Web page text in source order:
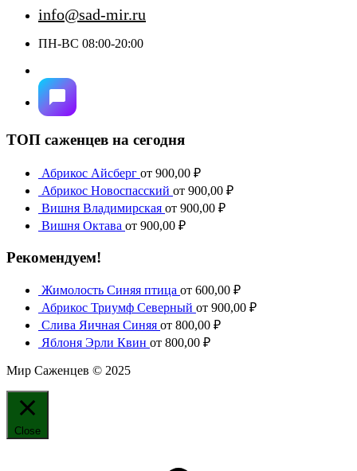
info@sad-mir.ru
ПН-ВС 08:00-20:00
ТОП саженцев на сегодня
Абрикос Айсберг от 900,00 ₽
Абрикос Новоспасский от 900,00 ₽
Вишня Владимирская от 900,00 ₽
Вишня Октава от 900,00 ₽
Рекомендуем!
Жимолость Синяя птица от 600,00 ₽
Абрикос Триумф Северный от 900,00 ₽
Слива Яичная Синяя от 800,00 ₽
Яблоня Эрли Квин от 800,00 ₽
Мир Саженцев © 2025
Close